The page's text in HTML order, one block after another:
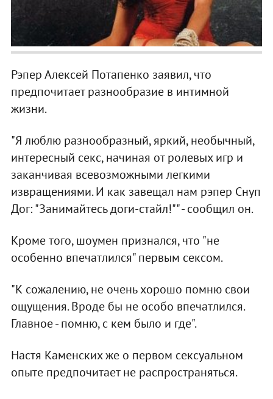
Рэпер Алексей Потапенко заявил, что
предпочитает разнообразие в интимной
жизни.
"Я люблю разнообразный, яркий, необычный,
интересный секс, начиная от ролевых игр и
заканчивая всевозможными легкими
извращениями. И как завещал нам рэпер Снуп
Дог: "Занимайтесь доги-стайл!"" - сообщил он.
Кроме того, шоумен признался, что "не
особенно впечатлился" первым сексом.
"К сожалению, не очень хорошо помню свои
ощущения. Вроде бы не особо впечатлился.
Главное - помню, с кем было и где".
Настя Каменских же о первом сексуальном
опыте предпочитает не распространяться.